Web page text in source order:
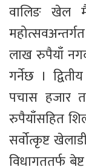
वालिङ खेल
लाख रुपैयाँ
गर्नेछ ।
पचास हजार
रुपैयाँसहित
सर्वोत्कृष्ट
विधागततर्फ